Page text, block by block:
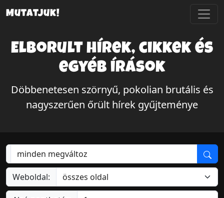
Mutatjuk!
Elborult hírek, cikkek és
egyéb írások
Döbbenetesen szörnyű, pokolian brutális és
nagyszerűen őrült hírek gyűjteménye
Weboldal: